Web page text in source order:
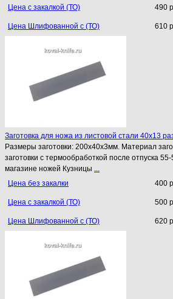
Цена с закалкой (ТО) 490
Цена Шлифованной с (ТО) 610
Заготовка для ножа из листовой стали 40х13
Размеры заготовки: 200х40х3мм. Материал
заготовки с термообработкой после отпуска
магазине ножей Кузницы ...
Цена без закалки
400
Цена с закалкой (ТО) 500
Цена Шлифованной с (ТО) 620